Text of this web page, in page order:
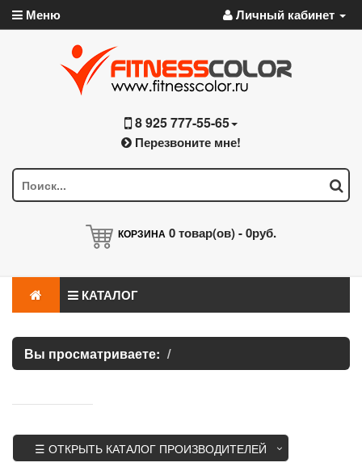
Меню Личный кабинет
8 925 777-55-65
Перезвоните мне!
КОРЗИНА 0товар(ов) -0руб.
КАТАЛОГ
Вы просматриваете:
☰ ОТКРЫТЬ КАТАЛОГ ПРОИЗВОДИТЕЛЕЙ